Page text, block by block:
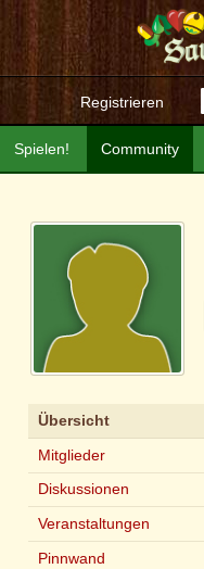
Registrieren
Community
Spielen!
Übersicht
Mitglieder
Diskussionen
Veranstaltungen
Pinnwand